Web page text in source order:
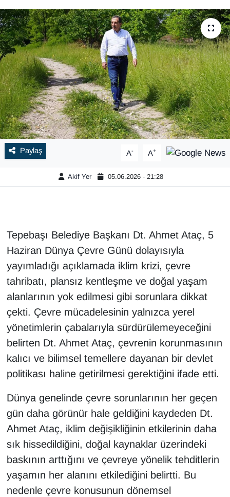
Paylaş A- A+
Akif Yer 05.06.2026 - 21:28
Tepebaşı Belediye Başkanı Dt. Ahmet Ataç, 5
Haziran Dünya Çevre Günü dolayısıyla
yayımladığı açıklamada iklim krizi, çevre
tahribatı, plansız kentleşme ve doğal yaşam
alanlarının yok edilmesi gibi sorunlara dikkat
çekti. Çevre mücadelesinin yalnızca yerel
yönetimlerin çabalarıyla sürdürülemeyeceğini
belirten Dt. Ahmet Ataç, çevrenin korunmasının
kalıcı ve bilimsel temellere dayanan bir devlet
politikası haline getirilmesi gerektiğini ifade etti.
Dünya genelinde çevre sorunlarının her geçen
gün daha görünür hale geldiğini kaydeden Dt.
Ahmet Ataç, iklim değişikliğinin etkilerinin daha
sık hissedildiğini, doğal kaynaklar üzerindeki
baskının arttığını ve çevreye yönelik tehditlerin
yaşamın her alanını etkilediğini belirtti. Bu
nedenle çevre konusunun dönemsel